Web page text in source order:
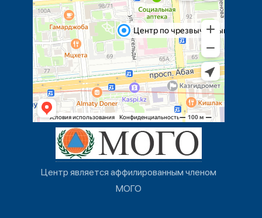
Центр является аффилированным членом
МОГО